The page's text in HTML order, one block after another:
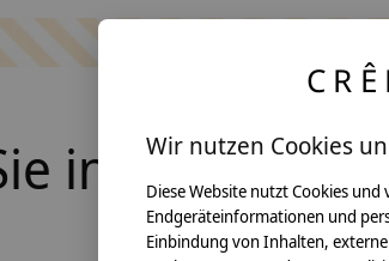
in Kontakt
Wir nutzen Cookies
Diese Website nutzt Cookies
Endgeräteinformationen und
Einbindung von Inhalten,